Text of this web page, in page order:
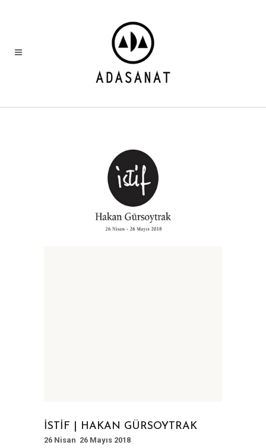
İSTİF | HAKAN GÜRSOYTRAK
26 Nisan  26 Mayıs 2018